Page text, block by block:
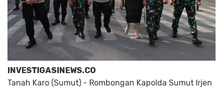
INVESTIGASINEWS.CO
Tanah Karo (Sumut) - Rombongan Kapolda Sumut Irjen